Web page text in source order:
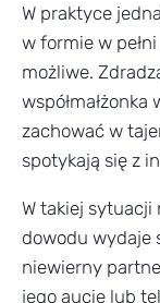
W praktyce
w formie w
możliwe.
zachować w
spotykają się z
W takiej sytuacji
dowodu wydaje
niewierny
jego aucie lub